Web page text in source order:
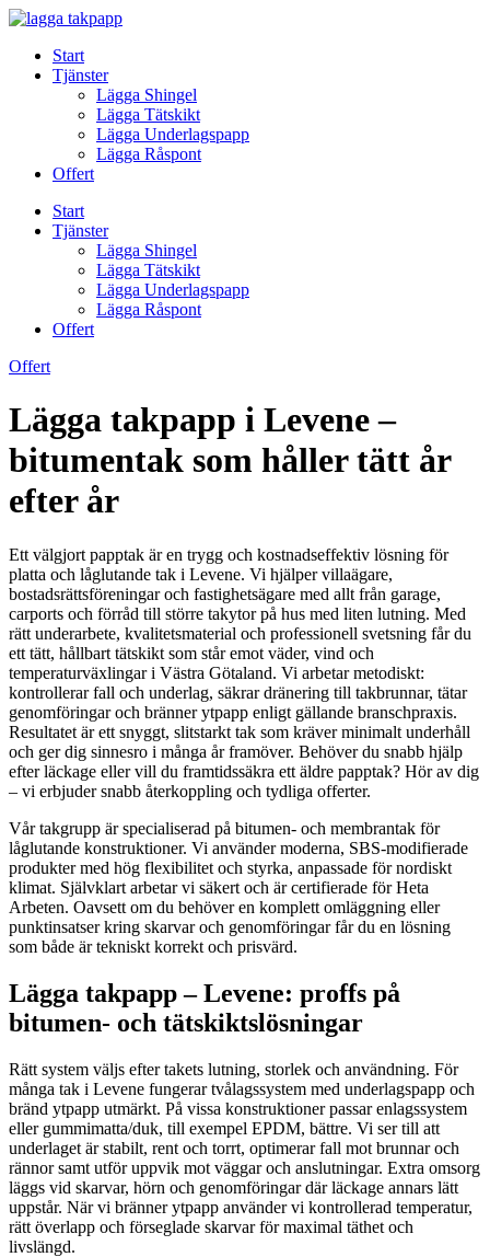
Skip
contentStart
Tjänster
Lägga Shingel
Lägga Tätskikt
Lägga Underlagspapp
Lägga Råspont
Offert
Start
Tjänster
Lägga Shingel
Lägga Tätskikt
Lägga Underlagspapp
Lägga Råspont
Offert
Offert
Lägga takpapp i Levene –
bitumentak som håller tätt år
efter år
Ett välgjort papptak är en trygg och kostnadseffektiv lösning för
platta och låglutande tak i Levene. Vi hjälper villaägare,
bostadsrättsföreningar och fastighetsägare med allt från garage,
carports och förråd till större takytor på hus med liten lutning. Med
rätt underarbete, kvalitetsmaterial och professionell svetsning får du
ett tätt, hållbart tätskikt som står emot väder, vind och
temperaturväxlingar i Västra Götaland. Vi arbetar metodiskt:
kontrollerar fall och underlag, säkrar dränering till takbrunnar, tätar
genomföringar och bränner ytpapp enligt gällande branschpraxis.
Resultatet är ett snyggt, slitstarkt tak som kräver minimalt underhåll
och ger dig sinnesro i många år framöver. Behöver du snabb hjälp
efter läckage eller vill du framtidssäkra ett äldre papptak? Hör av dig
– vi erbjuder snabb återkoppling och tydliga offerter.
Vår takgrupp är specialiserad på bitumen- och membrantak för
låglutande konstruktioner. Vi använder moderna, SBS-modifierade
produkter med hög flexibilitet och styrka, anpassade för nordiskt
klimat. Självklart arbetar vi säkert och är certifierade för Heta
Arbeten. Oavsett om du behöver en komplett omläggning eller
punktinsatser kring skarvar och genomföringar får du en lösning
som både är tekniskt korrekt och prisvärd.
Lägga takpapp – Levene: proffs på
bitumen- och tätskiktslösningar
Rätt system väljs efter takets lutning, storlek och användning. För
många tak i Levene fungerar tvålagssystem med underlagspapp och
bränd ytpapp utmärkt. På vissa konstruktioner passar enlagssystem
eller gummimatta/duk, till exempel EPDM, bättre. Vi ser till att
underlaget är stabilt, rent och torrt, optimerar fall mot brunnar och
rännor samt utför uppvik mot väggar och anslutningar. Extra omsorg
läggs vid skarvar, hörn och genomföringar där läckage annars lätt
uppstår. När vi bränner ytpapp använder vi kontrollerad temperatur,
rätt överlapp och förseglade skarvar för maximal täthet och
livslängd.